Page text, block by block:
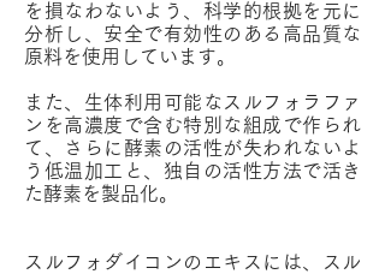
を損なわないよう、科学的根拠を元に
分析し、安全で有効性のある高品質な
原料を使用しています。
また、生体利用可能なスルフォラファ
ンを高濃度で含む特別な組成で作られ
て、さらに酵素の活性が失われないよ
う低温加工と、独自の活性方法で活き
た酵素を製品化。
スルフォダイコンのエキスには、スル